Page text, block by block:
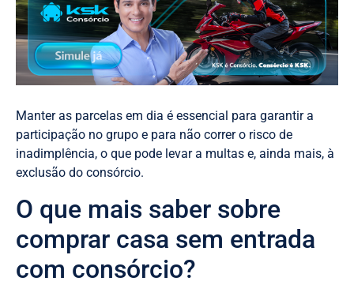
Manter as parcelas em dia é essencial para garantir a
participação no grupo e para não correr o risco de
inadimplência, o que pode levar a multas e, ainda mais, à
exclusão do consórcio.
O que mais saber sobre
comprar casa sem entrada
com consórcio?